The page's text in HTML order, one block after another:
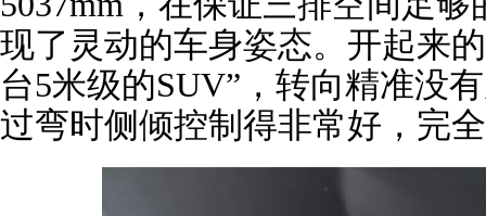
现了灵动的车身姿态。开起来
台5米级的SUV”，转向精准没
过弯时侧倾控制得非常好，完